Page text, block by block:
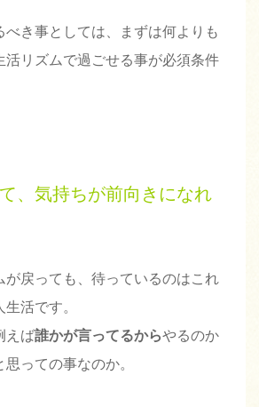
べき事としては、まずは何よりも
活リズムで過ごせる事が必須条件
、気持ちが前向きになれ
が戻っても、待っているのはこれ
活です。
えば誰かが言ってるからやるのか
思っての事なのか。